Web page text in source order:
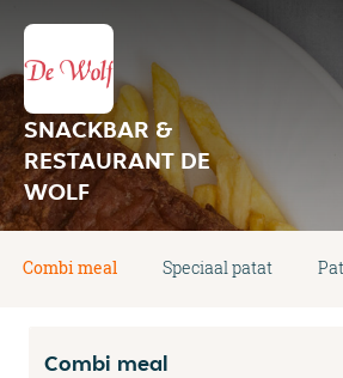
SNACKBAR &
RESTAURANT DE
WOLF
Combi meal Speciaal patat
Combi meal